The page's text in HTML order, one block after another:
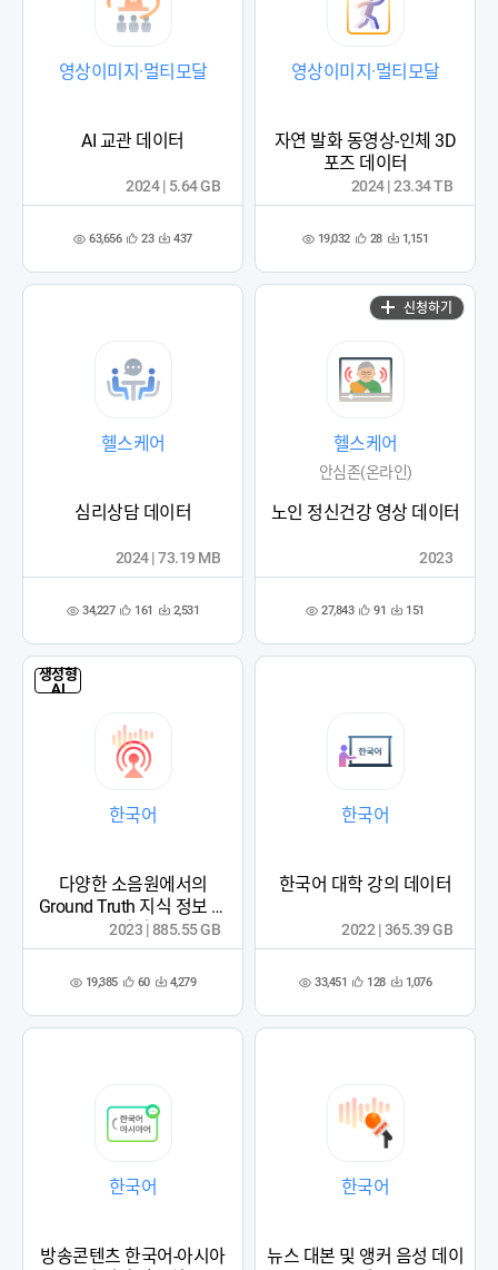
영상이미지·멀티모달
AI 교관 데이터
조 63,656 관
록
23 다 437
2024 | 5.64 GB
영상이미지·멀티모달
자연 발화 동영상-인체 3D
포즈 데이터
조 19,032 관
록
28 다 1,151
2024 | 23.34 TB
헬스케어
심리상담 데이터
조 34,227 관
록
161 다 2,531
2024 | 73.19 MB
헬스케어
안심존(온라인)
노인 정신건강 영상 데이터
조 27,843 관
록
91 다 151
2023
신청하기
생성형
AI
한국어
다양한 소음원에서의
Ground Truth 지식 정보 데
이터
조 19,385 관
록
60 다 4,279
2023 | 885.55 GB
한국어
한국어 대학 강의 데이터
조 33,451 관
록
128 다 1,076
2022 | 365.39 GB
한국어
방송콘텐츠 한국어-아시아
한국어
뉴스 대본 및 앵커 음성 데이